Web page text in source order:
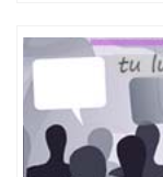
生前往求学。
位、声誉、实
誉为美国本科
计系更是在当
业生大多可以
机会。许多硅